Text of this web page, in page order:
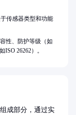
成部分，通过实
传感器类型和功能
性、防护等级（如
26262）。